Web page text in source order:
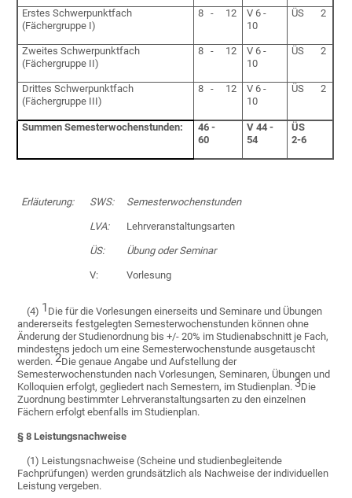
Erstes Schwerpunktfach
(Fächergruppe I)
8 - 12
V 6 -
10
ÜS 2
Zweites Schwerpunktfach
(Fächergruppe II)
8 - 12
V 6 -
10
ÜS 2
Drittes Schwerpunktfach
(Fächergruppe III)
8 - 12
V 6 -
10
ÜS 2
Summen Semesterwochenstunden:
46 -
60
V 44 -
54
ÜS
2-6
Erläuterung: SWS: Semesterwochenstunden
LVA: Lehrveranstaltungsarten
ÜS: Übung oder Seminar
V: Vorlesung
(4) 1 Die für die Vorlesungen einerseits und Seminare und Übungen
andererseits festgelegten Semesterwochenstunden können ohne
Änderung der Studienordnung bis +/- 20% im Studienabschnitt je Fach,
mindestens jedoch um eine Semesterwochenstunde ausgetauscht
werden. 2Die genaue Angabe und Aufstellung der
Semesterwochenstunden nach Vorlesungen, Seminaren, Übungen und
Kolloquien erfolgt, gegliedert nach Semestern, im Studienplan.3Die
Zuordnung bestimmter Lehrveranstaltungsarten zu den einzelnen
Fächern erfolgt ebenfalls im Studienplan.
§ 8 Leistungsnachweise
(1) Leistungsnachweise (Scheine und studienbegleitende
Fachprüfungen) werden grundsätzlich als Nachweise der individuellen
Leistung vergeben.